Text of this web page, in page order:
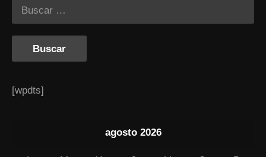
[wpdts]
agosto 2026